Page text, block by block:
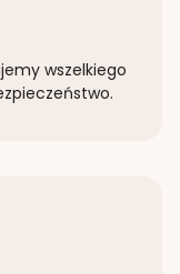
wszelkiego